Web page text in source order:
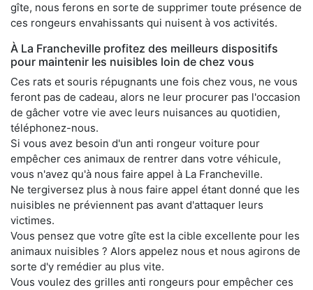
gîte, nous ferons en sorte de supprimer toute présence de
ces rongeurs envahissants qui nuisent à vos activités.
À La Francheville profitez des meilleurs dispositifs
pour maintenir les nuisibles loin de chez vous
Ces rats et souris répugnants une fois chez vous, ne vous
feront pas de cadeau, alors ne leur procurer pas l'occasion
de gâcher votre vie avec leurs nuisances au quotidien,
téléphonez-nous.
Si vous avez besoin d'un anti rongeur voiture pour
empêcher ces animaux de rentrer dans votre véhicule,
vous n'avez qu'à nous faire appel à La Francheville.
Ne tergiversez plus à nous faire appel étant donné que les
nuisibles ne préviennent pas avant d'attaquer leurs
victimes.
Vous pensez que votre gîte est la cible excellente pour les
animaux nuisibles ? Alors appelez nous et nous agirons de
sorte d'y remédier au plus vite.
Vous voulez des grilles anti rongeurs pour empêcher ces